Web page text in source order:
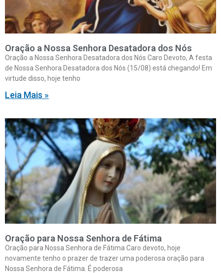
Oração a Nossa Senhora Desatadora dos Nós
Oração a Nossa Senhora Desatadora dos Nós Caro Devoto, A festa
de Nossa Senhora Desatadora dos Nós (15/08) está chegando! Em
virtude disso, hoje tenho
Leia Mais »
Oração para Nossa Senhora de Fátima
Oração para Nossa Senhora de Fátima Caro devoto, hoje
novamente tenho o prazer de trazer uma poderosa oração para
Nossa Senhora de Fátima. É poderosa